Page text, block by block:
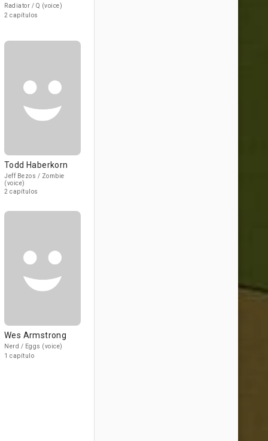
Radiator / Q (voice)
2 capítulos
Todd Haberkorn
Jeff Bezos / Zombie
(voice)
2 capítulos
Wes Armstrong
Nerd / Eggs (voice)
1 capítulo